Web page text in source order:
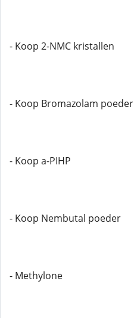
- Koop 2-NMC kristallen
- Koop Bromazolam poeder
- Koop a-PIHP
- Koop Nembutal poeder
- Methylone